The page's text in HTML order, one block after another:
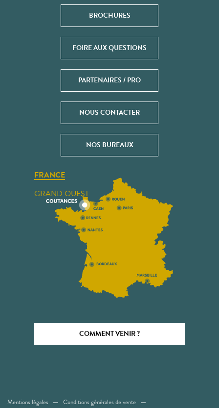
BROCHURES
FOIRE AUX QUESTIONS
PARTENAIRES / PRO
NOUS CONTACTER
NOS BUREAUX
FRANCE
GRAND OUEST
COMMENT VENIR ?
Mentions légales Conditions générales de vente